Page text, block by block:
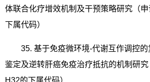
体联合化疗增效机制及干预策略研究（申
下属代码）
35. 基于免疫微环境-代谢互作调控
鉴定及逆转肝癌免疫治疗抵抗的机制研
H32的下属代码）